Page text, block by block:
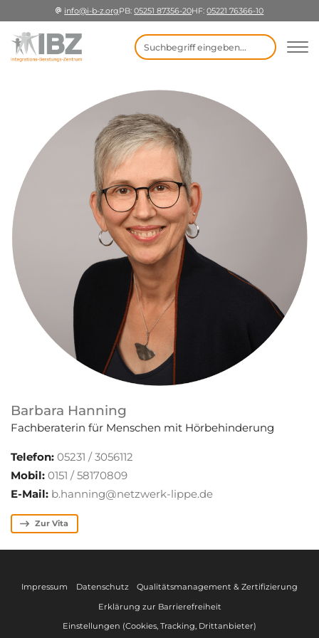
info@i-b-z.orgPB: 05251 87356-20HF: 05221 76366-10
Suchbegriff eingeben
Barbara Hanning
Fachberaterin für Menschen mit Hörbehinderung
Telefon: 05231 / 3056112
Mobil: 0151 / 58170809
E-Mail: b.hanning@netzwerk-lippe.de
Zur Vita
Impressum Datenschutz
Qualitätsmanagement & Zertifizierung
Erklärung zur Barrierefreiheit
Einstellungen (Cookies, Tracking, Drittanbieter)